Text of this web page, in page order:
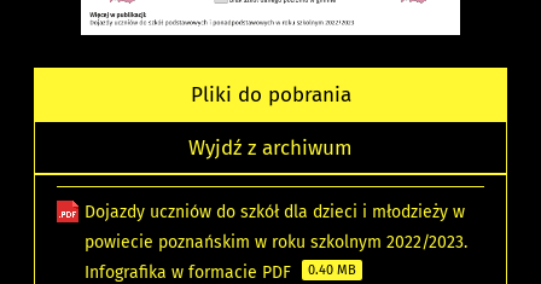
Pliki do pobrania
Wyjdź z archiwum
Dojazdy uczniów do szkół dla dzieci i młodzieży w
powiecie poznańskim w roku szkolnym 2022/2023.
Infografika w formacie PDF
0.40 MB